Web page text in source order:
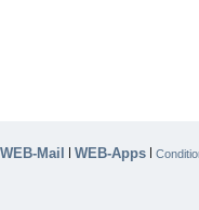
WEB-Mail | WEB-Apps |